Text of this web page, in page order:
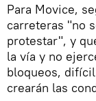
Para Movice,
carreteras "no
protestar", y
la vía y no
bloqueos,
crearán las